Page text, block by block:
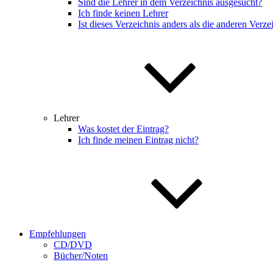
Sind die Lehrer in dem Verzeichnis ausgesucht?
Ich finde keinen Lehrer
Ist dieses Verzeichnis anders als die anderen
Lehrer
Was kostet der Eintrag?
Ich finde meinen Eintrag nicht?
Empfehlungen
CD/DVD
Bücher/Noten